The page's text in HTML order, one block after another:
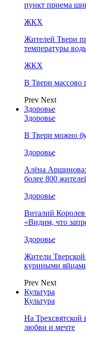
пункт приема
ЖКХ
Жителей Твери
температуры
ЖКХ
В Твери массово
Prev Next
Здоровье
Здоровье
В Твери можно
Здоровье
Алёна Аршинова:
более 800
Здоровье
Виталий
«Видим, что
Здоровье
Жители
куриными
Prev Next
Культура
Культура
На
любви и мечте